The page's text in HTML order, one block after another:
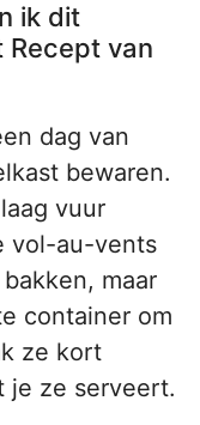
ik dit
Recept van
dag van
bewaren.
vuur
vol-au-vents
maar
container om
ze kort
je ze serveert.